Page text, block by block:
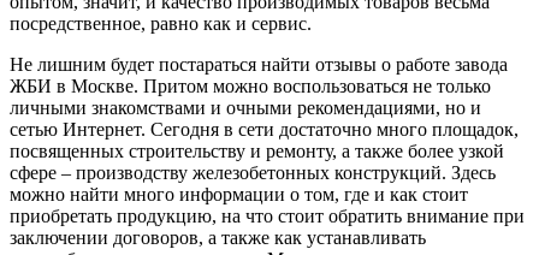
посредственное, равно как и сервис.
Не лишним будет постараться найти отзывы о работе завода
ЖБИ в Москве. Притом можно воспользоваться не только
личными знакомствами и очными рекомендациями, но и
сетью Интернет. Сегодня в сети достаточно много площадок,
посвященных строительству и ремонту, а также более узкой
сфере – производству железобетонных конструкций. Здесь
можно найти много информации о том, где и как стоит
приобретать продукцию, на что стоит обратить внимание при
заключении договоров, а также как устанавливать